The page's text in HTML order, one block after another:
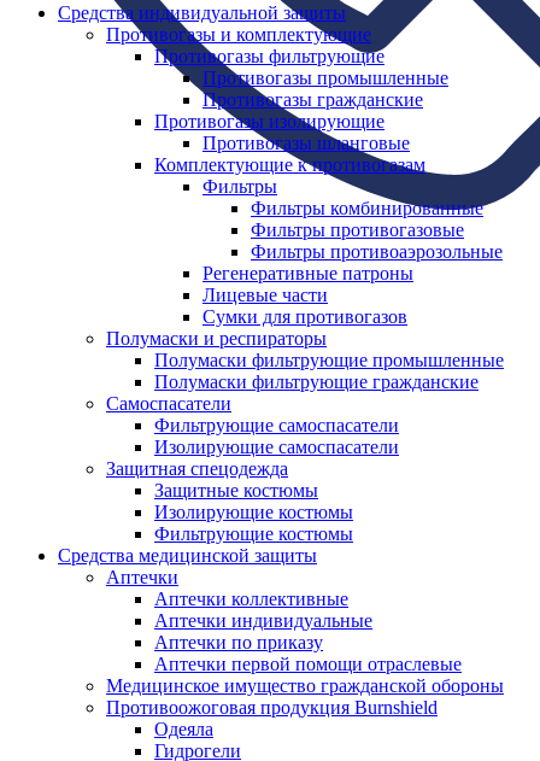
Средства индивидуальной защиты
Противогазы и комплектующие
Противогазы фильтрующие
Противогазы промышленные
Противогазы гражданские
Противогазы изолирующие
Противогазы шланговые
Комплектующие к противогазам
Фильтры
Фильтры комбинированные
Фильтры противогазовые
Фильтры противоаэрозольные
Регенеративные патроны
Лицевые части
Сумки для противогазов
Полумаски и респираторы
Полумаски фильтрующие промышленные
Полумаски фильтрующие гражданские
Самоспасатели
Фильтрующие самоспасатели
Изолирующие самоспасатели
Защитная спецодежда
Защитные костюмы
Изолирующие костюмы
Фильтрующие костюмы
Средства медицинской защиты
Аптечки
Аптечки коллективные
Аптечки индивидуальные
Аптечки по приказу
Аптечки первой помощи отраслевые
Медицинское имущество гражданской обороны
Противоожоговая продукция Burnshield
Одеяла
Гидрогели